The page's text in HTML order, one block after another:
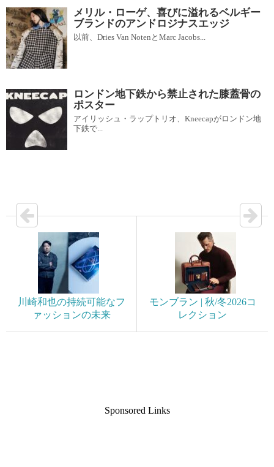
メリル・ローゲ、喜びに溢れるベルギー
ブランドのアンドロジナスエッジ
以前、Dries Van NotenとMarc Jacobs...
ロンドン地下鉄から禁止された膝蓋骨の
ポスター
アイリッシュ・ラップトリオ、Kneecapがロンドン地
下鉄で...
川崎和也の持続可能なフ
ァッションの未来
モンブラン | 秋/冬2026コ
レクション
Sponsored Links